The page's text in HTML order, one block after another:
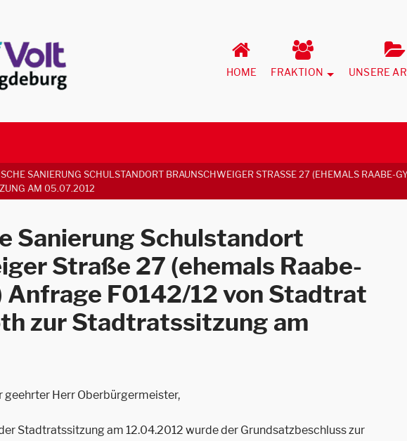
HOME FRAKTION UNSERE
SANIERUNG SCHULSTANDORT BRAUNSCHWEIGER STRASSE 27 (EHEMALS RAABE-
AM 05.07.2012
Sanierung Schulstandort
Straße 27 (ehemals Raabe-
Anfrage F0142/12 von Stadtrat
zur Stadtratssitzung am
geehrter Herr Oberbürgermeister,
Stadtratssitzung am 12.04.2012 wurde der Grundsatzbeschluss zur